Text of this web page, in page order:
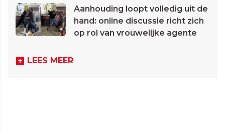
Aanhouding loopt volledig uit de
hand: online discussie richt zich
op rol van vrouwelijke agente
LEES MEER